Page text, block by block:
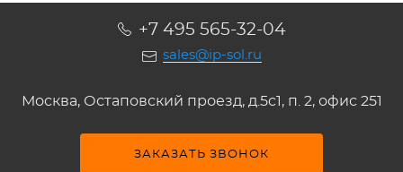
+7 495 565-32-04
sales@ip-sol.ru
Москва, Остаповский проезд, д.5c1, п. 2, офис 251
ЗАКАЗАТЬ ЗВОНОК